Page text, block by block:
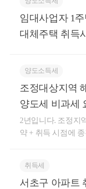
니다.사업시행인
다른 주택을 처분
다.증여는 물론, 상
중 취득한 대체주
이후대체주택은 사
해야 합니다.일반적
단계)관리처분계획
는 시기는사업시
처분이 되지 않았
그 조합원입주권
신규 주택을 취득
이 「도시 및 주거
관리처분계획의
에 관한 특례법」
인가를 받은 주택
사업시행계획인가
대가 신규 주택을
보유] – [신규주택
물건을 양도하는
여 취득한 대체주
항 및 소득령§156
경우에 한하여 1세
대주택과 그 밖의
행령」 제156조의2
하는 경우에는 같은
6조의2 제5항의 요
1세대 1주택 특례
택이 재건축으로
택 요건을 초과하
임대사업자 1
대체주택 취득
양도소득세
조정대상지역
양도세 비과세
2년입니다. 조정지역에서 해제되더라도 신규주택 계
약 + 취득 시점에
서 해제되더라도 관계 없습니다
비과세 요건은 아
취득세
서초구 아파트